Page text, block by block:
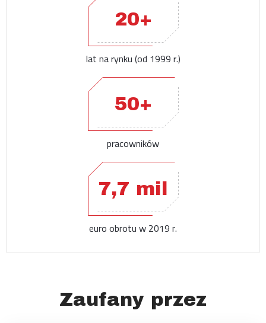
20+
lat na rynku (od 1999 r.)
50+
pracowników
7,7 mil
euro obrotu w 2019 r.
Zaufany przez